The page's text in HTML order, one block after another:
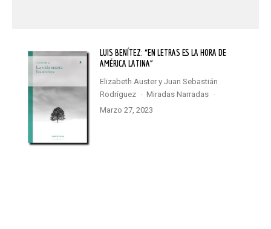
LUIS BENÍTEZ: “EN LETRAS ES LA HORA DE
AMÉRICA LATINA”
Elizabeth Auster yJuan Sebastián
Rodríguez · Miradas Narradas ·
marzo 27, 2023